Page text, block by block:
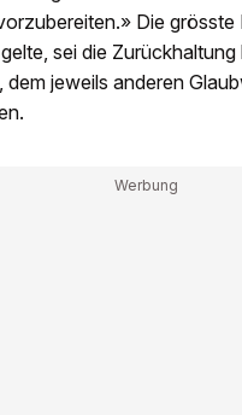
Die grösste
sei die Zurückhaltung
dem jeweils anderen